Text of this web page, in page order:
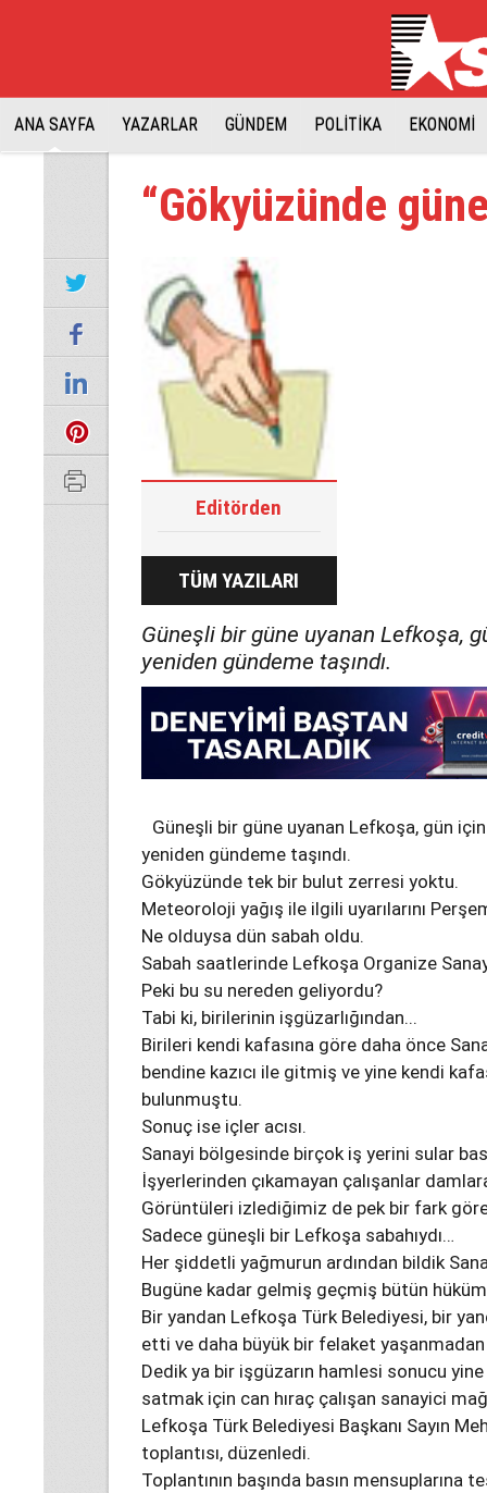
ANA SAYFA YAZARLAR GÜNDEM POLİTİKA EKONOMİ
“Gökyüzünde
Editörden
TÜM YAZILARI
Güneşli bir güne uyanan Lefkoşa,
yeniden gündeme taşındı.
Güneşli bir güne uyanan Lefkoşa, gün
yeniden gündeme taşındı.
Gökyüzünde tek bir bulut zerresi yoktu.
Meteoroloji yağış ile ilgili uyarılarını
Ne olduysa dün sabah oldu.
Sabah saatlerinde Lefkoşa Organize
Peki bu su nereden geliyordu?
Tabi ki, birilerinin işgüzarlığından...
Birileri kendi kafasına göre daha önce
bendine kazıcı ile gitmiş ve yine kendi
bulunmuştu.
Sonuç ise içler acısı.
Sanayi bölgesinde birçok iş yerini sular
İşyerlerinden çıkamayan çalışanlar
Görüntüleri izlediğimiz de pek bir fark
Sadece güneşli bir Lefkoşa sabahıydı…
Her şiddetli yağmurun ardından bildik
Bugüne kadar gelmiş geçmiş bütün
Bir yandan Lefkoşa Türk Belediyesi, bir
etti ve daha büyük bir felaket yaşanmadan
Dedik ya bir işgüzarın hamlesi sonucu
satmak için can hıraç çalışan sanayici
Lefkoşa Türk Belediyesi Başkanı Sayın
toplantısı, düzenledi.
Toplantının başında basın mensuplarına